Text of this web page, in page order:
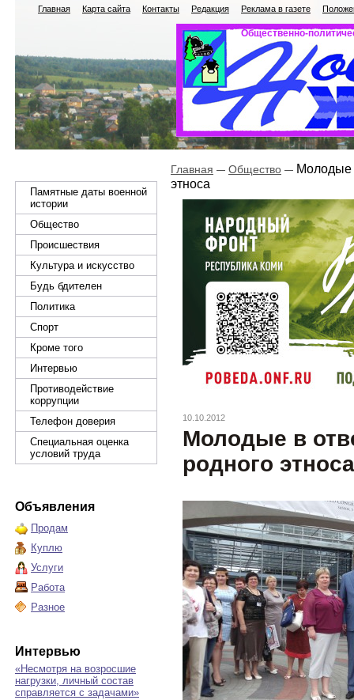
Главная Карта сайта Контакты Редакция Реклама в газете
Общественно-
Памятные даты военной
истории
Общество
Происшествия
Культура и искусство
Будь бдителен
Политика
Спорт
Кроме того
Интервью
Противодействие
коррупции
Телефон доверия
Специальная оценка
условий труда
Объявления
Продам
Куплю
Услуги
Работа
Разное
Интервью
«Несмотря на возросшие
нагрузки, личный состав
справляется с задачами»
Главная Общество
Молодые
этноса
10.10.2012
Молодые в
родного этноса